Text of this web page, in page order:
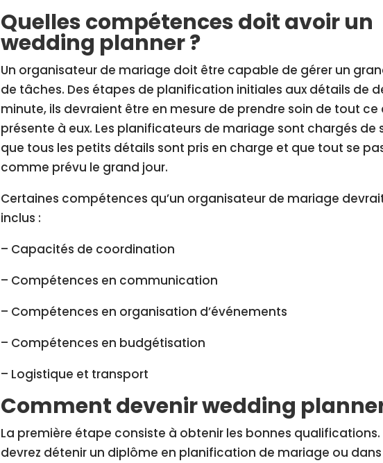
Quelles compétences doit avoir un
wedding planner ?
Un organisateur de mariage doit être capable de gérer un
de tâches. Des étapes de planification initiales aux détails de
minute, ils devraient être en mesure de prendre soin de tout ce
présente à eux. Les planificateurs de mariage sont chargés de
que tous les petits détails sont pris en charge et que tout se
comme prévu le grand jour.
Certaines compétences qu’un organisateur de mariage
inclus :
– Capacités de coordination
– Compétences en communication
– Compétences en organisation d’événements
– Compétences en budgétisation
– Logistique et transport
Comment devenir wedding
La première étape consiste à obtenir les bonnes qualifications.
devrez détenir un diplôme en planification de mariage ou dans